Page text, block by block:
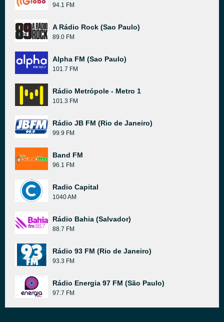
94.1 FM
A Rádio Rock (Sao Paulo)
89.0 FM
Alpha FM (Sao Paulo)
101.7 FM
Rádio Metrópole - Metro 1
101.3 FM
Rádio JB FM (Rio de Janeiro)
99.9 FM
Band FM
96.1 FM
Radio Capital
1040 AM
Rádio Bahia (Salvador)
88.7 FM
Rádio 93 FM (Rio de Janeiro)
93.3 FM
Rádio Energia 97 FM (São Paulo)
97.7 FM